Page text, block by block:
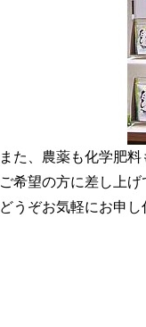
また、農薬も化学肥
ご希望の方に差し上げ
どうぞお気軽にお申し